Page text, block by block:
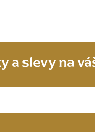
a slevy na